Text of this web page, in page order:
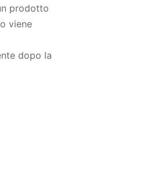
prodotto
viene
dopo la